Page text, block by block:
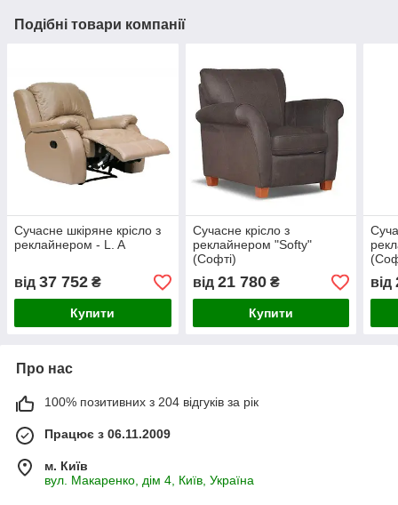
Подібні товари компанії
Сучасне шкіряне крісло з
реклайнером - L. A
від 37 752 ₴
Купити
Сучасне крісло з
реклайнером "Softy"
(Софті)
від 21 780₴
Купити
від
Про нас
100% позитивних з 204 відгуків за рік
Працює з 06.11.2009
м. Київ
вул. Макаренко, дім 4, Київ, Україна